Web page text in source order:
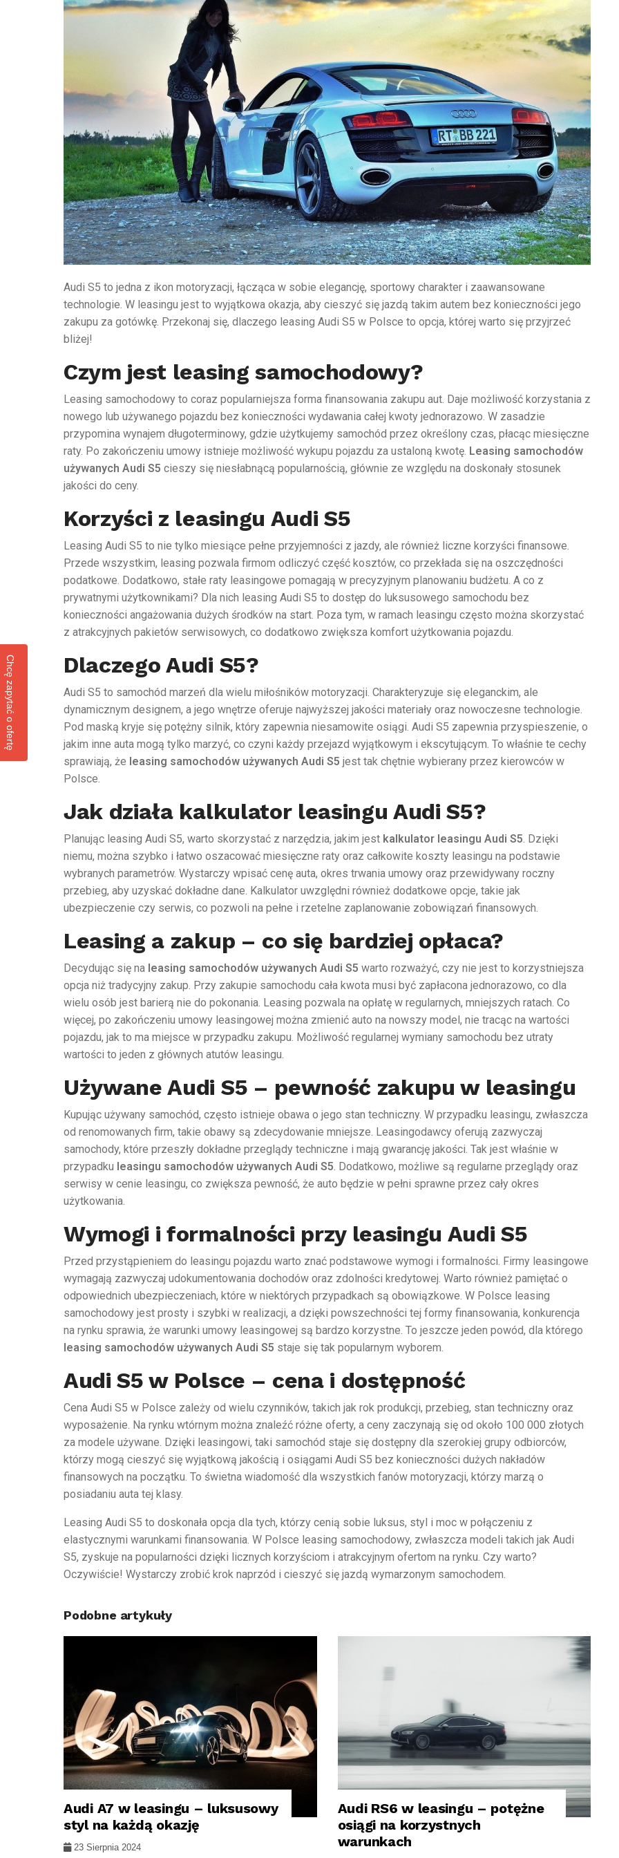
Audi S5 to jedna z ikon motoryzacji, łącząca w sobie elegancję, sportowy charakter i zaawansowane
technologie. W leasingu jest to wyjątkowa okazja, aby cieszyć się jazdą takim autem bez konieczności jego
zakupu za gotówkę. Przekonaj się, dlaczego leasing Audi S5 w Polsce to opcja, której warto się przyjrzeć
bliżej!
Czym jest leasing samochodowy?
Leasing samochodowy to coraz popularniejsza forma finansowania zakupu aut. Daje możliwość korzystania z
nowego lub używanego pojazdu bez konieczności wydawania całej kwoty jednorazowo. W zasadzie
przypomina wynajem długoterminowy, gdzie użytkujemy samochód przez określony czas, płacąc miesięczne
raty. Po zakończeniu umowy istnieje możliwość wykupu pojazdu za ustaloną kwotę. Leasing samochodów
używanych Audi S5 cieszy się niesłabnącą popularnością, głównie ze względu na doskonały stosunek
jakości do ceny.
Korzyści z leasingu Audi S5
Leasing Audi S5 to nie tylko miesiące pełne przyjemności z jazdy, ale również liczne korzyści finansowe.
Przede wszystkim, leasing pozwala firmom odliczyć część kosztów, co przekłada się na oszczędności
podatkowe. Dodatkowo, stałe raty leasingowe pomagają w precyzyjnym planowaniu budżetu. A co z
prywatnymi użytkownikami? Dla nich leasing Audi S5 to dostęp do luksusowego samochodu bez
konieczności angażowania dużych środków na start. Poza tym, w ramach leasingu często można skorzystać
z atrakcyjnych pakietów serwisowych, co dodatkowo zwiększa komfort użytkowania pojazdu.
Dlaczego Audi S5?
Audi S5 to samochód marzeń dla wielu miłośników motoryzacji. Charakteryzuje się eleganckim, ale
dynamicznym designem, a jego wnętrze oferuje najwyższej jakości materiały oraz nowoczesne technologie.
Pod maską kryje się potężny silnik, który zapewnia niesamowite osiągi. Audi S5 zapewnia przyspieszenie, o
jakim inne auta mogą tylko marzyć, co czyni każdy przejazd wyjątkowym i ekscytującym. To właśnie te cechy
sprawiają, że leasing samochodów używanych Audi S5 jest tak chętnie wybierany przez kierowców w
Polsce.
Jak działa kalkulator leasingu Audi S5?
Planując leasing Audi S5, warto skorzystać z narzędzia, jakim jest kalkulator leasingu Audi S5. Dzięki
niemu, można szybko i łatwo oszacować miesięczne raty oraz całkowite koszty leasingu na podstawie
wybranych parametrów. Wystarczy wpisać cenę auta, okres trwania umowy oraz przewidywany roczny
przebieg, aby uzyskać dokładne dane. Kalkulator uwzględni również dodatkowe opcje, takie jak
ubezpieczenie czy serwis, co pozwoli na pełne i rzetelne zaplanowanie zobowiązań finansowych.
Leasing a zakup – co się bardziej opłaca?
Decydując się na leasing samochodów używanych Audi S5 warto rozważyć, czy nie jest to korzystniejsza
opcja niż tradycyjny zakup. Przy zakupie samochodu cała kwota musi być zapłacona jednorazowo, co dla
wielu osób jest barierą nie do pokonania. Leasing pozwala na opłatę w regularnych, mniejszych ratach. Co
więcej, po zakończeniu umowy leasingowej można zmienić auto na nowszy model, nie tracąc na wartości
pojazdu, jak to ma miejsce w przypadku zakupu. Możliwość regularnej wymiany samochodu bez utraty
wartości to jeden z głównych atutów leasingu.
Używane Audi S5 – pewność zakupu w leasingu
Kupując używany samochód, często istnieje obawa o jego stan techniczny. W przypadku leasingu, zwłaszcza
od renomowanych firm, takie obawy są zdecydowanie mniejsze. Leasingodawcy oferują zazwyczaj
samochody, które przeszły dokładne przeglądy techniczne i mają gwarancję jakości. Tak jest właśnie w
przypadku leasingu samochodów używanych Audi S5. Dodatkowo, możliwe są regularne przeglądy oraz
serwisy w cenie leasingu, co zwiększa pewność, że auto będzie w pełni sprawne przez cały okres
użytkowania.
Wymogi i formalności przy leasingu Audi S5
Przed przystąpieniem do leasingu pojazdu warto znać podstawowe wymogi i formalności. Firmy leasingowe
wymagają zazwyczaj udokumentowania dochodów oraz zdolności kredytowej. Warto również pamiętać o
odpowiednich ubezpieczeniach, które w niektórych przypadkach są obowiązkowe. W Polsce leasing
samochodowy jest prosty i szybki w realizacji, a dzięki powszechności tej formy finansowania, konkurencja
na rynku sprawia, że warunki umowy leasingowej są bardzo korzystne. To jeszcze jeden powód, dla którego
leasing samochodów używanych Audi S5 staje się tak popularnym wyborem.
Audi S5 w Polsce – cena i dostępność
Cena Audi S5 w Polsce zależy od wielu czynników, takich jak rok produkcji, przebieg, stan techniczny oraz
wyposażenie. Na rynku wtórnym można znaleźć różne oferty, a ceny zaczynają się od około 100 000 złotych
za modele używane. Dzięki leasingowi, taki samochód staje się dostępny dla szerokiej grupy odbiorców,
którzy mogą cieszyć się wyjątkową jakością i osiągami Audi S5 bez konieczności dużych nakładów
finansowych na początku. To świetna wiadomość dla wszystkich fanów motoryzacji, którzy marzą o
posiadaniu auta tej klasy.
Leasing Audi S5 to doskonała opcja dla tych, którzy cenią sobie luksus, styl i moc w połączeniu z
elastycznymi warunkami finansowania. W Polsce leasing samochodowy, zwłaszcza modeli takich jak Audi
S5, zyskuje na popularności dzięki licznych korzyściom i atrakcyjnym ofertom na rynku. Czy warto?
Oczywiście! Wystarczy zrobić krok naprzód i cieszyć się jazdą wymarzonym samochodem.
Podobne artykuły
OFERTY LEASINGOWE
Audi A7 w leasingu – luksusowy
styl na każdą okazję
23 Sierpnia 2024
MODELE AUDI
Audi RS6 w leasingu – potężne
osiągi na korzystnych
warunkach
MODELE AUDI
Audi A4 – prestiż i
Chcę zapytać o ofertę